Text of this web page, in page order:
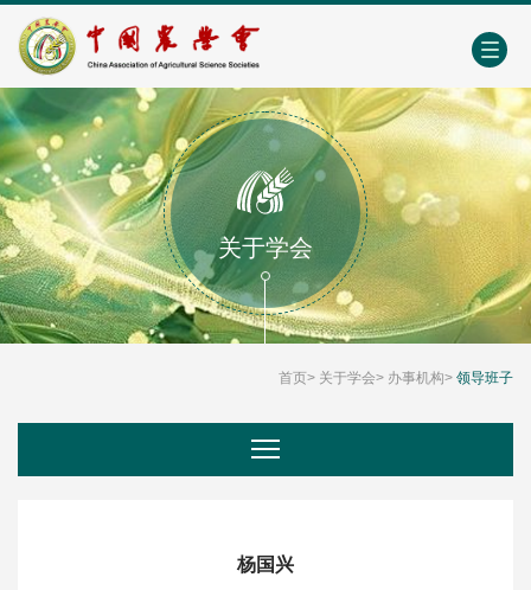
中国农业农村人才网 中心学会门户网
关于学会
首页> 关于学会> 办事机构> 领导班子
杨国兴